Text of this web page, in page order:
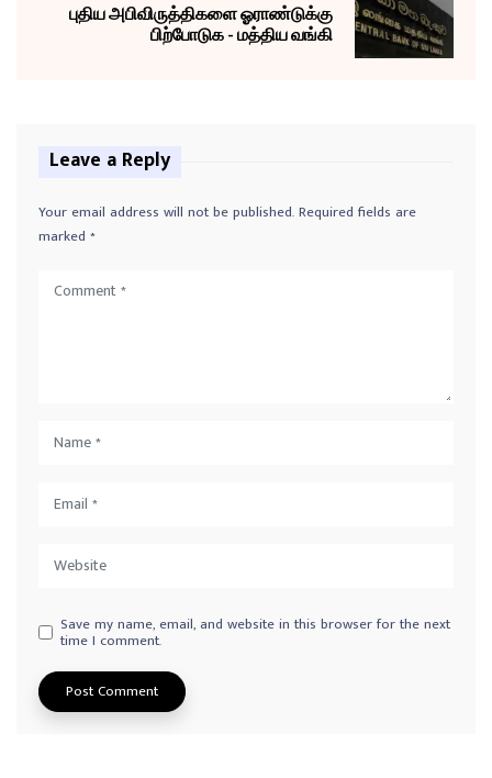
புதிய அபிவிருத்திகளை ஓராண்டுக்கு
பிற்போடுக - மத்திய வங்கி
Leave a Reply
Your email address will not be published.Required fields are
marked *
Save my name, email, and website in this browser for the next
time I comment.